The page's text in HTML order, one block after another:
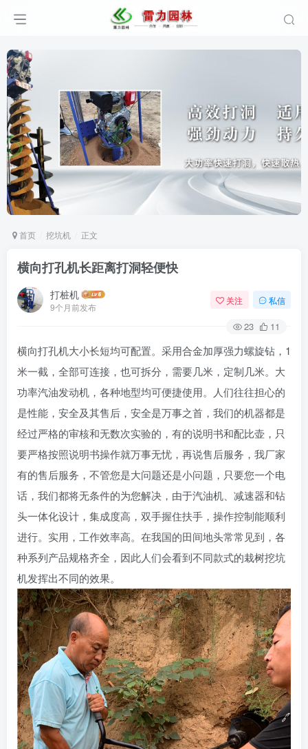
首页 挖坑机 正文
横向打孔机长距离打洞轻便快
打桩机
9个月前发布
关注 私信
23 11
横向打孔机大小长短均可配置。采用合金加厚强力螺旋钻，1
米一截，全部可连接，也可拆分，需要几米，定制几米。大
功率汽油发动机，各种地型均可便捷使用。人们往往担心的
是性能，安全及其售后，安全是万事之首，我们的机器都是
经过严格的审核和无数次实验的，有的说明书和配比壶，只
要严格按照说明书操作就万事无忧，再说售后服务，我厂家
有的售后服务，不管您是大问题还是小问题，只要您一个电
话，我们都将无条件的为您解决，由于汽油机、减速器和钻
头一体化设计，集成度高，双手握住扶手，操作控制能顺利
进行。实用，工作效率高。在我国的田间地头常常见到，各
种系列产品规格齐全，因此人们会看到不同款式的栽树挖坑
机发挥出不同的效果。